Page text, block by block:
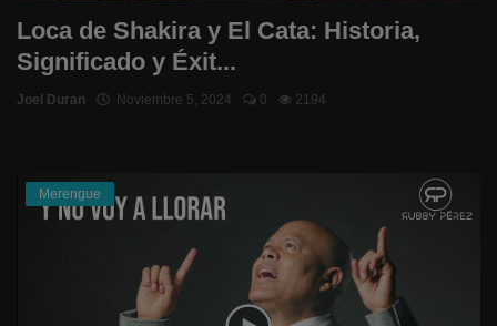
Loca de Shakira y El Cata: Historia,
Significado y Éxit...
Joel Duran Noviembre 5, 2024 0 2194
Merengue